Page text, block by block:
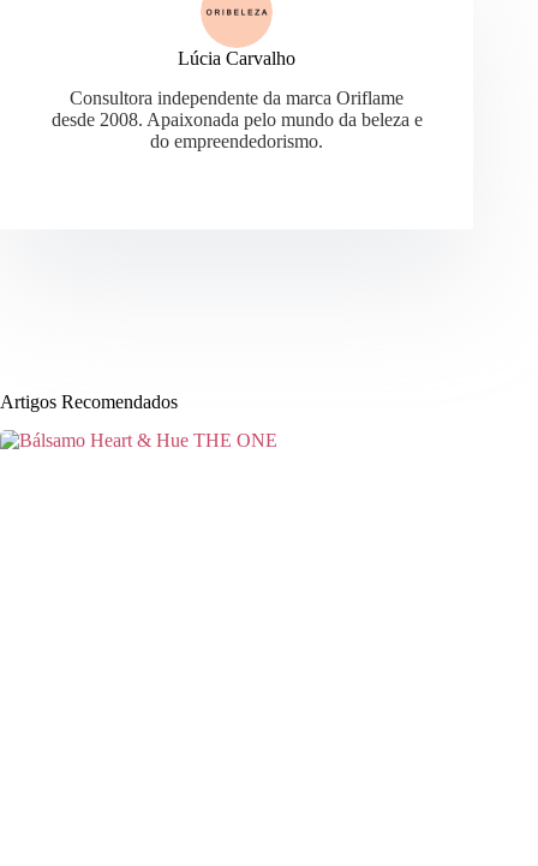
Lúcia Carvalho
Consultora independente da marca Oriflame
desde 2008. Apaixonada pelo mundo da beleza e
do empreendedorismo.
Artigos Recomendados